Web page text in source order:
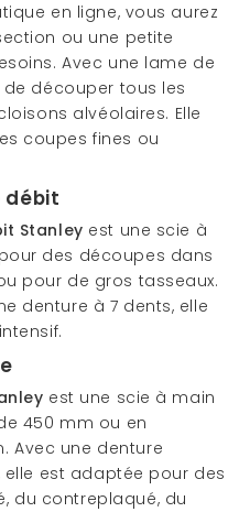
en ligne, vous aurez
ou une petite
Avec une lame de
découper tous les
alvéolaires. Elle
coupes fines ou
débit
Stanley est une scie à
des découpes dans
pour de gros tasseaux.
denture à 7 dents, elle
est une scie à main
450 mm ou en
Avec une denture
elle est adaptée pour des
du contreplaqué, du